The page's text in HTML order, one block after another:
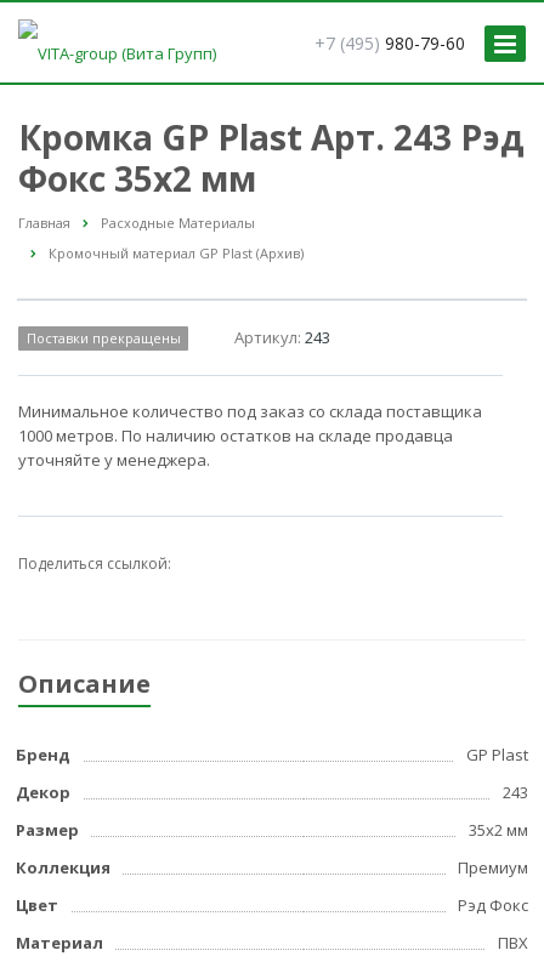
+7 (495) 980-79-60
Кромка GP Plast Арт. 243 Рэд
Фокс 35x2 мм
Главная
Расходные Материалы
Кромочный материал GP Plast (Архив)
Поставки прекращены Артикул:243
Минимальное количество под заказ со склада поставщика
1000 метров. По наличию остатков на складе продавца
уточняйте у менеджера.
Поделиться ссылкой:
Описание
Бренд
GP Plast
Декор
243
Размер
35x2 мм
Коллекция
Премиум
Цвет
Рэд Фокс
Материал
ПВХ